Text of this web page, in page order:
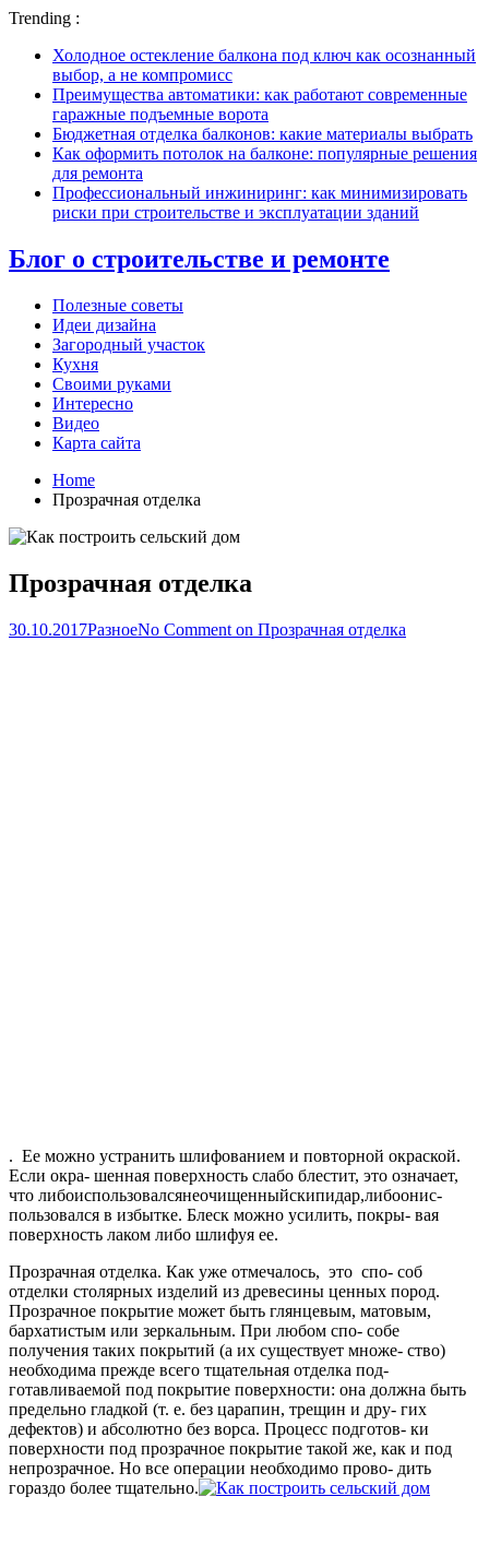
Trending :
Холодное остекление балкона под ключ как осознанный
выбор, а не компромисс
Преимущества автоматики: как работают современные
гаражные подъемные ворота
Бюджетная отделка балконов: какие материалы выбрать
Как оформить потолок на балконе: популярные решения
для ремонта
Профессиональный инжиниринг: как минимизировать
риски при строительстве и эксплуатации зданий
Блог о строительстве и ремонте
Полезные советы
Идеи дизайна
Загородный участок
Кухня
Своими руками
Интересно
Видео
Карта сайта
Home
Прозрачная отделка
Прозрачная отделка
30.10.2017РазноеNo Comment on Прозрачная отделка
. Ее можно устранить шлифованием и повторной окраской.
Если окра- шенная поверхность слабо блестит, это означает,
что либоиспользовалсянеочищенныйскипидар,либоонис-
пользовался в избытке. Блеск можно усилить, покры- вая
поверхность лаком либо шлифуя ее.
Прозрачная отделка. Как уже отмечалось, это спо- соб
отделки столярных изделий из древесины ценных пород.
Прозрачное покрытие может быть глянцевым, матовым,
бархатистым или зеркальным. При любом спо- собе
получения таких покрытий (а их существует множе- ство)
необходима прежде всего тщательная отделка под-
готавливаемой под покрытие поверхности: она должна быть
предельно гладкой (т. е. без царапин, трещин и дру- гих
дефектов) и абсолютно без ворса. Процесс подготов- ки
поверхности под прозрачное покрытие такой же, как и под
непрозрачное. Но все операции необходимо прово- дить
гораздо более тщательно.